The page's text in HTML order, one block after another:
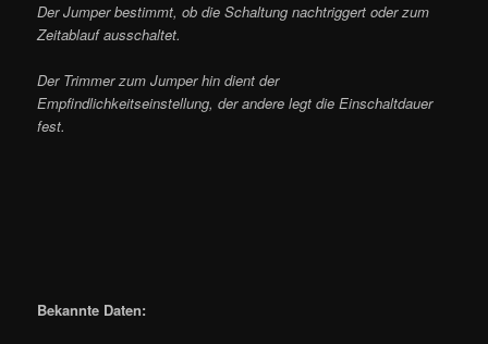
Der Jumper bestimmt, ob die Schaltung nachtriggert oder zum
Zeitablauf ausschaltet.
Der Trimmer zum Jumper hin dient der
Empfindlichkeitseinstellung, der andere legt die Einschaltdauer
fest.
Bekannte Daten: